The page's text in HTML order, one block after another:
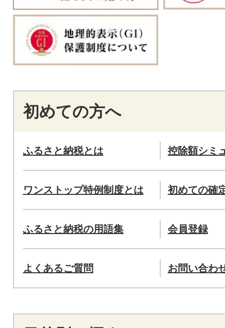
初めての方へ
ふるさと納税とは 控除額シミ
ワンストップ特例制度とは 初めての確
ふるさと納税の用語集 会員登録
よくあるご質問 お問い合わ